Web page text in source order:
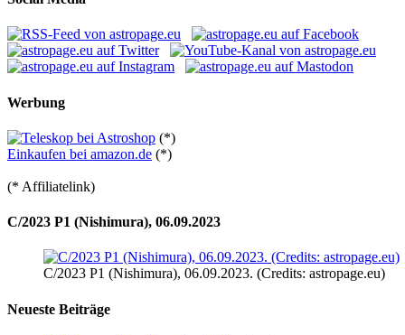
Werbung
(*)
Einkaufen bei amazon.de (*)
(* Affiliatelink)
C/2023 P1 (Nishimura), 06.09.2023
C/2023 P1 (Nishimura), 06.09.2023. (Credits: astropage.eu)
Neueste Beiträge